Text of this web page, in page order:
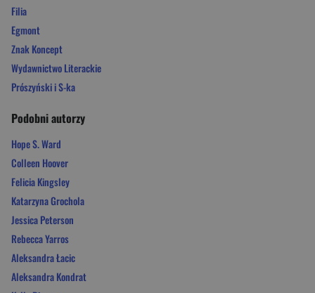
Filia
Egmont
Znak Koncept
Wydawnictwo Literackie
Prószyński i S-ka
Podobni autorzy
Hope S. Ward
Colleen Hoover
Felicia Kingsley
Katarzyna Grochola
Jessica Peterson
Rebecca Yarros
Aleksandra Łacic
Aleksandra Kondrat